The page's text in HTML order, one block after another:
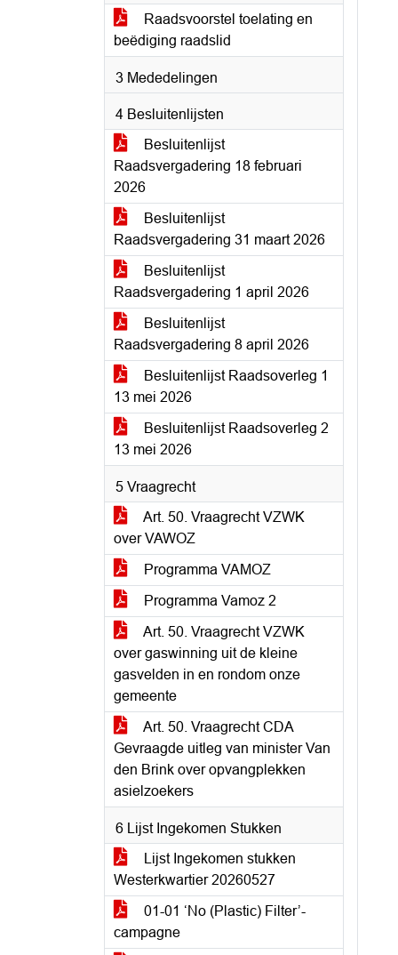
Raadsvoorstel toelating en
beëdiging raadslid
3 Mededelingen
4 Besluitenlijsten
Besluitenlijst
Raadsvergadering 18 februari
2026
Besluitenlijst
Raadsvergadering 31 maart 2026
Besluitenlijst
Raadsvergadering 1 april 2026
Besluitenlijst
Raadsvergadering 8 april 2026
Besluitenlijst Raadsoverleg 1
13 mei 2026
Besluitenlijst Raadsoverleg 2
13 mei 2026
5 Vraagrecht
Art. 50. Vraagrecht VZWK
over VAWOZ
Programma VAMOZ
Programma Vamoz 2
Art. 50. Vraagrecht VZWK
over gaswinning uit de kleine
gasvelden in en rondom onze
gemeente
Art. 50. Vraagrecht CDA
Gevraagde uitleg van minister Van
den Brink over opvangplekken
asielzoekers
6 Lijst Ingekomen Stukken
Lijst Ingekomen stukken
Westerkwartier 20260527
01-01 ‘No (Plastic) Filter’-
campagne